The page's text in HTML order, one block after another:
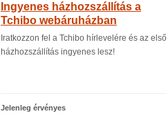
Ingyenes házhozszállítás a
Tchibo webáruházban
Iratkozzon fel a Tchibo hírlevelére és az első
házhozszállítás ingyenes lesz!
Jelenleg érvényes